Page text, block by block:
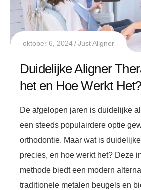
oktober 6, 2024 Just Aligner
Duidelijke Aligner
het en Hoe Werkt Het?
De afgelopen jaren is duidelijke
een steeds populairdere optie
orthodontie. Maar wat is
precies, en hoe werkt het? Deze
methode biedt een modern
traditionele metalen beugels en